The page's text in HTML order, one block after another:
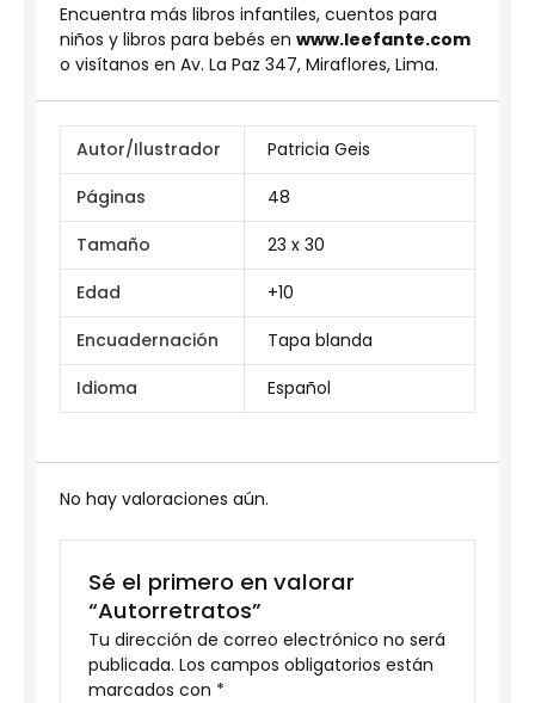
Encuentra más libros infantiles, cuentos para
niños y libros para bebés en www.leefante.com
o visítanos en Av. La Paz 347, Miraflores, Lima.
Autor/Ilustrador
Patricia Geis
Páginas
48
Tamaño
23 x 30
Edad
+10
Encuadernación
Tapa blanda
Idioma
Español
No hay valoraciones aún.
Sé el primero en valorar
“Autorretratos”
Tu dirección de correo electrónico no será
publicada. Los campos obligatorios están
marcados con *